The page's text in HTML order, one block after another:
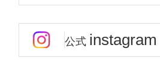
公式 instagram